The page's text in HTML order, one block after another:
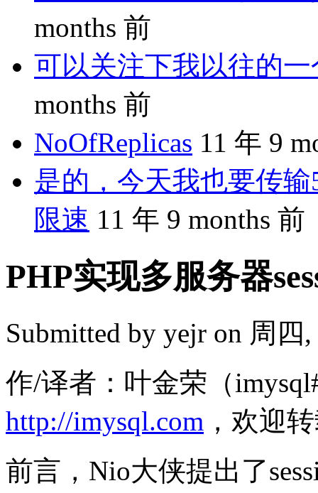
months 前
可以关注下我以往的
months 前
NoOfReplicas 11 年 9
是的，今天我也要传
限速 11 年 9 months 前
PHP实现多服务器
Submitted by yejr on 周四,
作/译者：叶金荣（
http://imysql.com ，欢迎
前言，Nio大侠提出了